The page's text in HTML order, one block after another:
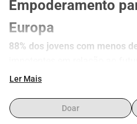
Empoderamento
Europa
88% dos jovens com menos
Sobre o que se
A Create Your World Tour é
empoderamento juvenil que
Ler Mais
Doar